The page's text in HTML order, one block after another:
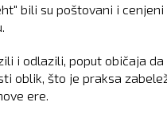
bili su poštovani i
i odlazili, poput običaja da
oblik, što je praksa
ere.